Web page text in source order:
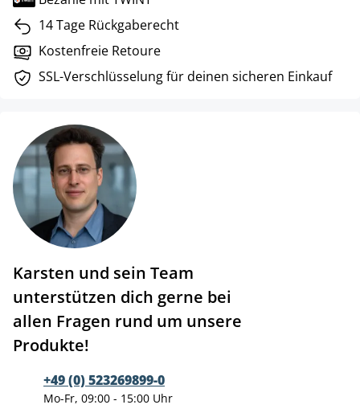
14 Tage Rückgaberecht
Kostenfreie Retoure
SSL-Verschlüsselung für deinen sicheren Einkauf
Karsten und sein Team
unterstützen dich gerne bei
allen Fragen rund um unsere
Produkte!
+49 (0) 523269899-0
Mo-Fr, 09:00 - 15:00 Uhr